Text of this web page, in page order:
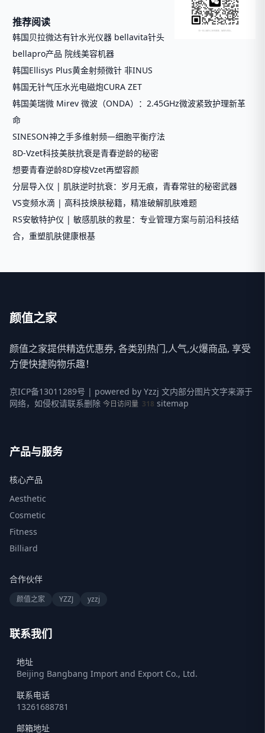
推荐阅读
韩国贝拉微达有针水光仪器 bellavita针头
bellapro产品 院线美容机器
韩国Ellisys Plus黄金射频微针 非INUS
韩国无针气压水光电磁炮CURA ZET
韩国美瑞微 Mirev 微波（ONDA）：2.45GHz微波紧致护理新革
命
SINESON神之手多维射频—细胞平衡疗法
8D-Vzet科技美肤抗衰是青春逆龄的秘密
想要青春逆龄8D穿梭Vzet再塑容颜
分层导入仪 | 肌肤逆时抗衰：岁月无痕，青春常驻的秘密武器
VS变频水滴 | 高科技焕肤秘籍，精准破解肌肤难题
RS安敏特护仪 | 敏感肌肤的救星：专业管理方案与前沿科技结
合，重塑肌肤健康根基
颜值之家
颜值之家提供精选优惠券, 各类别热门,人气,火爆商品, 享受
方便快捷购物乐趣！
京ICP备13011289号 | powered by Yzzj 文内部分图片文字来源于
网络，如侵权请联系删除 今日访问量 318 sitemap
产品与服务
核心产品
Aesthetic
Cosmetic
Fitness
Billiard
合作伙伴
颜值之家 YZZJ yzzj
联系我们
地址
Beijing Bangbang Import and Export Co., Ltd.
联系电话
13261688781
邮箱地址